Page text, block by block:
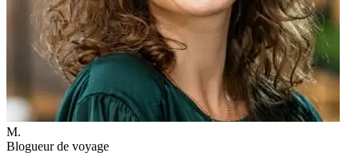
M.
Blogueur de voyage